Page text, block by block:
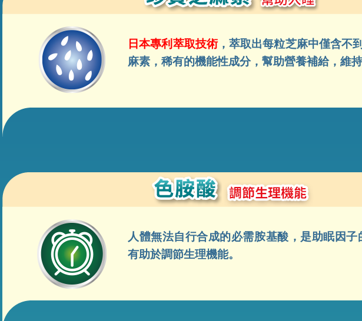
日本專利萃取技術，萃取出每粒芝麻中僅含不
麻素，稀有的機能性成分，幫助營養補給，維
人體無法自行合成的必需胺基酸，是助眠因子
有助於調節生理機能。